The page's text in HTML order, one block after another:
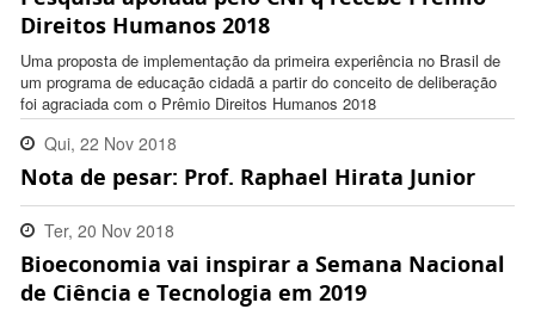
Direitos Humanos 2018
Uma proposta de implementação da primeira experiência no Brasil de
um programa de educação cidadã a partir do conceito de deliberação
foi agraciada com o Prêmio Direitos Humanos 2018
Qui, 22 Nov 2018
10:58:00 -0200
Nota de pesar: Prof. Raphael Hirata Junior
Ter, 20 Nov 2018
14:35:00 -0200
Bioeconomia vai inspirar a Semana Nacional
de Ciência e Tecnologia em 2019